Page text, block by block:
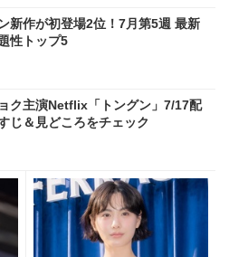
新作が初登場2位！7月第5週 最新
性トップ5
ク主演Netflix「トングン」7/17配
じ＆見どころをチェック